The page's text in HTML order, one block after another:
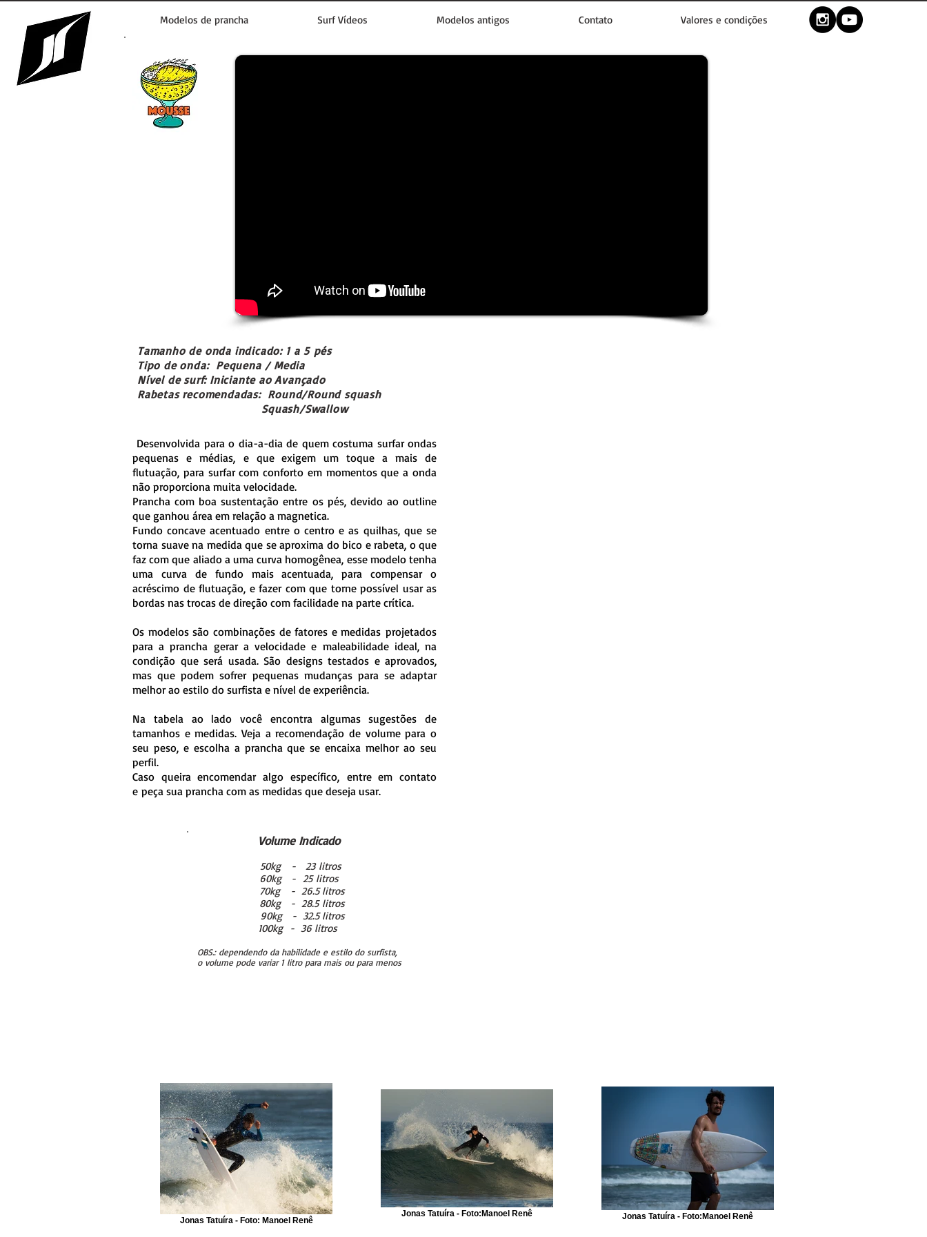
Modelos de prancha Surf Vídeos Modelos antigos Contato Valores e condições
Desenvolvida para o dia-a-dia de quem costuma surfar ondas
pequenas e médias, e que exigem um toque a mais de
flutuação, para surfar com conforto em momentos que a onda
não proporciona muita velocidade.
Prancha com boa sustentação entre os pés, devido ao outline
que ganhou área em relação a magnetica.
Fundo concave acentuado entre o centro e as quilhas, que se
torna suave na medida que se aproxima do bico e rabeta, o que
faz com que aliado a uma curva homogênea, esse modelo tenha
uma curva de fundo mais acentuada, para compensar o
acréscimo de flutuação, e fazer com que torne possível usar as
bordas nas trocas de direção com facilidade na parte crítica.
Os modelos são combinações de fatores e medidas projetados
para a prancha gerar a velocidade e maleabilidade ideal, na
condição que será usada. São designs testados e aprovados,
mas que podem sofrer pequenas mudanças para se adaptar
melhor ao estilo do surfista e nível de experiência.
Na tabela ao lado você encontra algumas sugestões de
tamanhos e medidas. Veja a recomendação de volume para o
seu peso, e escolha a prancha que se encaixa melhor ao seu
perfil.
Caso queira encomendar algo específico, entre em contato
e peça sua prancha com as medidas que deseja usar.
Volume Indicado
50kg - 23 litros
60kg - 25 litros
70kg - 26.5 litros
80kg - 28.5 litros
90kg - 32.5 litros
100kg - 36 litros
OBS.: dependendo da habilidade e estilo do surfista,
o volume pode variar 1 litro para mais ou para menos
Tamanho de onda indicado: 1 a 5 pés
Tipo de onda: Pequena / Media
Nível de surf: Iniciante ao Avançado
Rabetas recomendadas: Round/Round squash
Squash/Swallow
Jonas Tatuíra - Foto: Manoel Renê
Jonas Tatuíra - Foto:Manoel Renê Jonas Tatuíra - Foto:Manoel Renê